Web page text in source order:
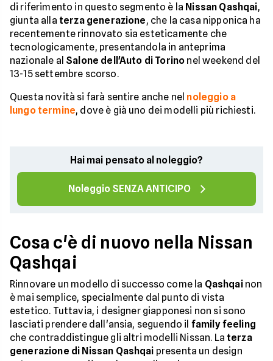
di riferimento in questo segmento è la Nissan Qashqai,
giunta alla terza generazione, che la casa nipponica ha
recentemente rinnovato sia esteticamente che
tecnologicamente, presentandola in anteprima
nazionale al Salone dell'Auto di Torino nel weekend del
13-15 settembre scorso.
Questa novità si farà sentire anche nel noleggio a
lungo termine, dove è già uno dei modelli più richiesti.
Hai mai pensato al noleggio?
Noleggio SENZA ANTICIPO
Cosa c'è di nuovo nella Nissan
Qashqai
Rinnovare un modello di successo come la Qashqainon
è mai semplice, specialmente dal punto di vista
estetico. Tuttavia, i designer giapponesi non si sono
lasciati prendere dall'ansia, seguendo il family feeling
che contraddistingue gli altri modelli Nissan. La terza
generazione di Nissan Qashqai presenta un design